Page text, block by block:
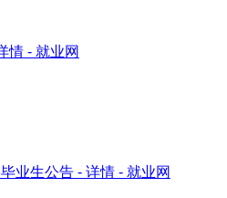
情 - 就业网
业生公告 - 详情 - 就业网